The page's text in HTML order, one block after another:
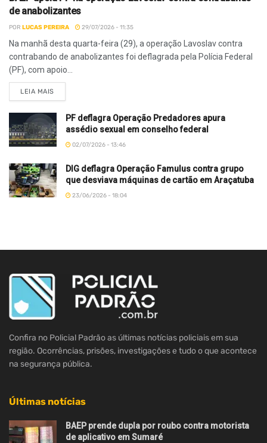
de anabolizantes
POR LUCAS PEREIRA 29/07/2026 - 11:35
Na manhã desta quarta-feira (29), a operação Lavoslav contra
contrabando de anabolizantes foi deflagrada pela Polícia Federal
(PF), com apoio...
LEIA MAIS
PF deflagra Operação Predadores apura
assédio sexual em conselho federal
02/07/2026 - 13:46
DIG deflagra Operação Famulus contra grupo
que desviava máquinas de cartão em Araçatuba
23/06/2026 - 18:04
Confira no Policial Padrão as últimas notícias policiais em sua
região. Ocorrências, prisões, investigações e tudo o que acontece
na segurança pública.
Últimas notícias
BAEP prende dupla por roubo contra motorista
de aplicativo em Sumaré